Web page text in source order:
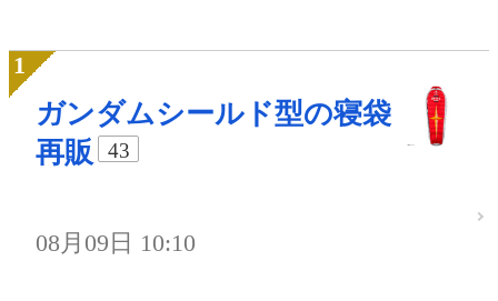
ガンダムシールド型の寝袋
再販
43
08月09日 10:10